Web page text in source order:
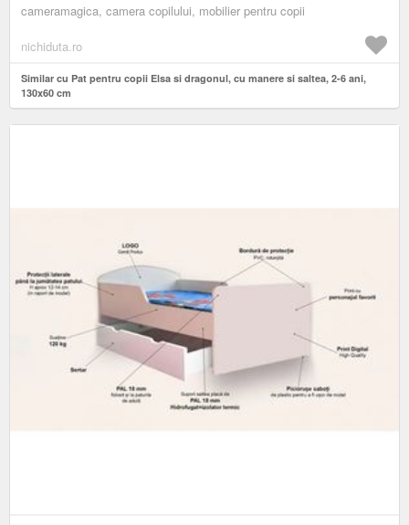
cameramagica, camera copilului, mobilier pentru copii
nichiduta.ro
Similar cu Pat pentru copii Elsa si dragonul, cu manere si saltea, 2-6 ani,
130x60 cm